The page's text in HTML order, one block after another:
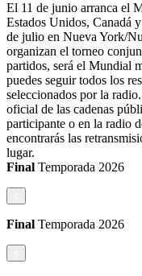
El 11 de junio arranca el
Estados Unidos, Canadá
de julio en Nueva York/
organizan el torneo
partidos, será el Mundial
puedes seguir todos los
seleccionados por la
oficial de las cadenas
participante o en la radio
encontrarás las
lugar.
Final Temporada 2026
Final Temporada 2026